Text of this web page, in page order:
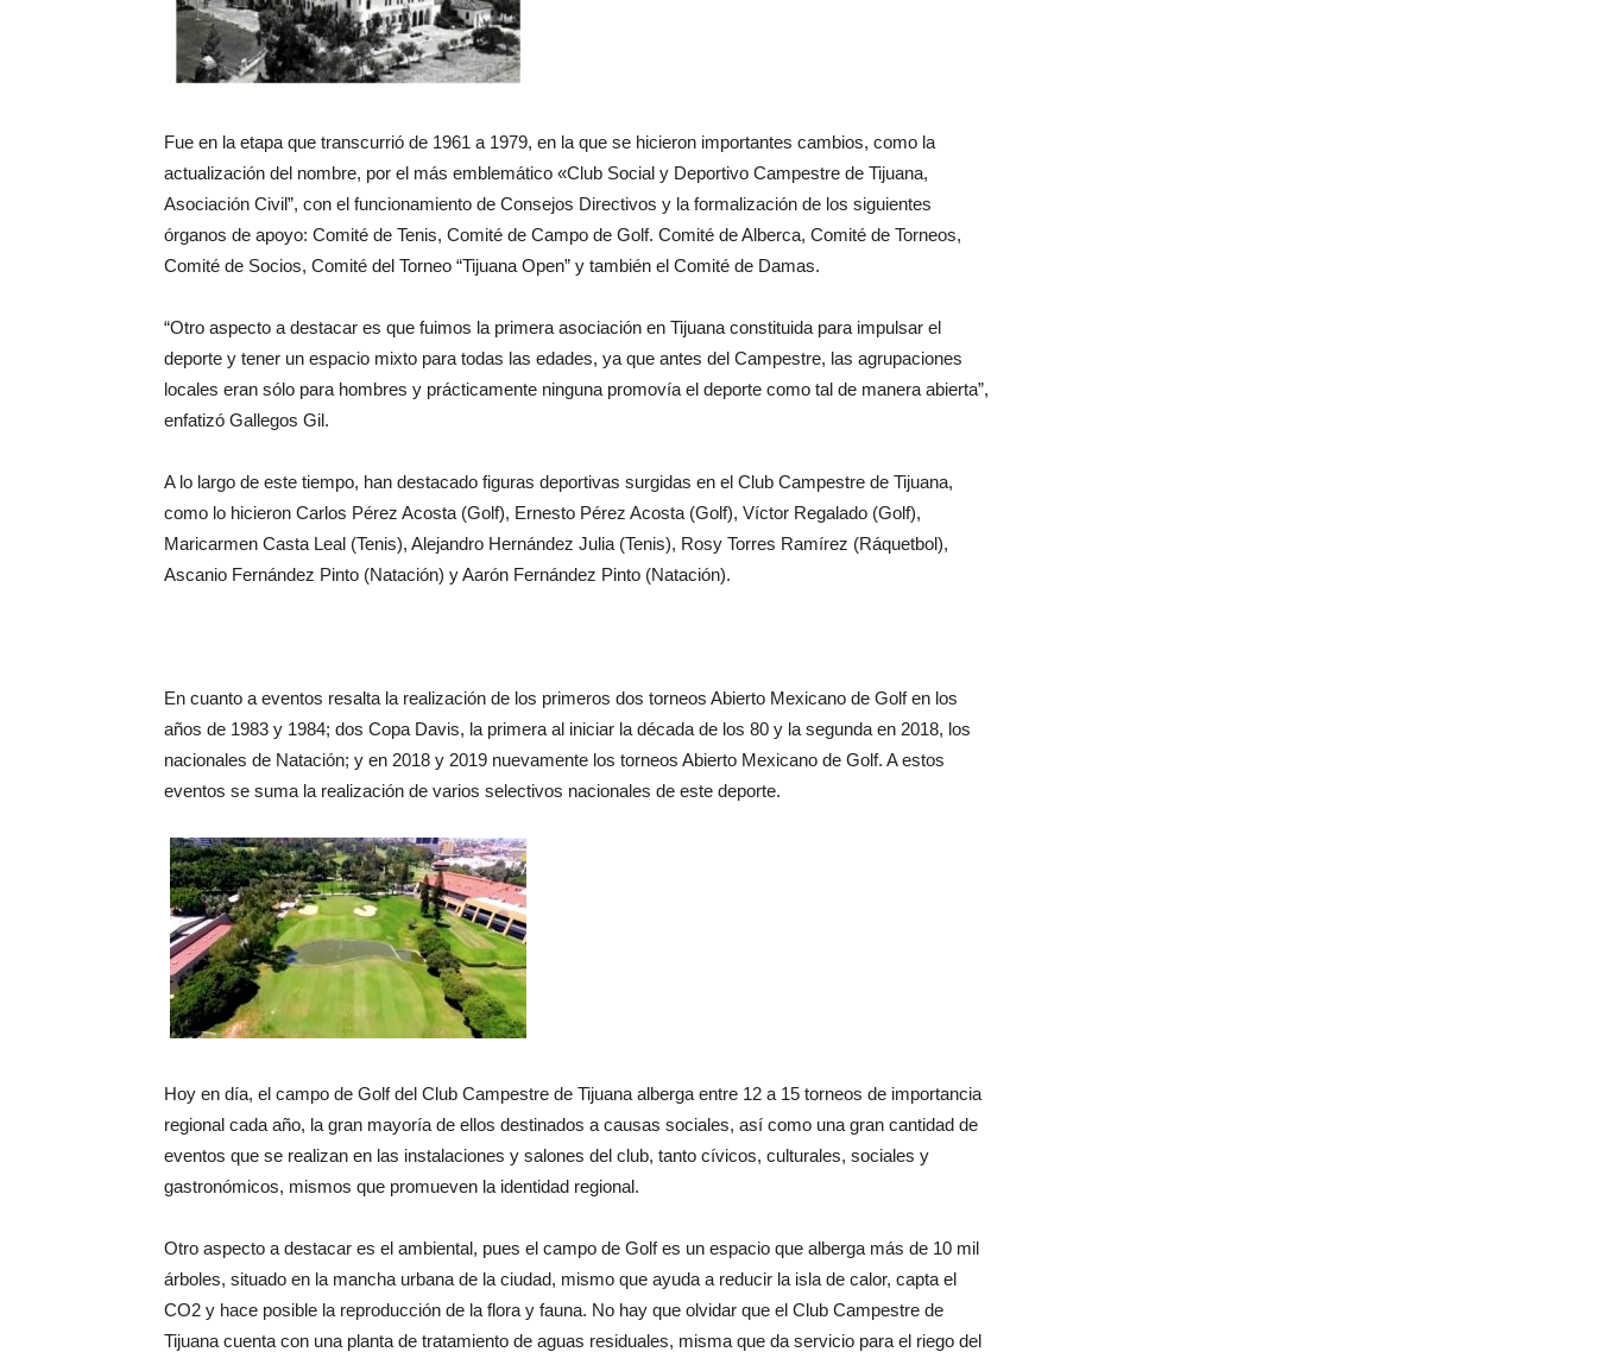
Fue en la etapa que transcurrió de 1961 a 1979, en la que se hicieron importantes cambios, como la
actualización del nombre, por el más emblemático «Club Social y Deportivo Campestre de Tijuana,
Asociación Civil”, con el funcionamiento de Consejos Directivos y la formalización de los siguientes
órganos de apoyo: Comité de Tenis, Comité de Campo de Golf. Comité de Alberca, Comité de Torneos,
Comité de Socios, Comité del Torneo “Tijuana Open” y también el Comité de Damas.
“Otro aspecto a destacar es que fuimos la primera asociación en Tijuana constituida para impulsar el
deporte y tener un espacio mixto para todas las edades, ya que antes del Campestre, las agrupaciones
locales eran sólo para hombres y prácticamente ninguna promovía el deporte como tal de manera abierta”,
enfatizó Gallegos Gil.
A lo largo de este tiempo, han destacado figuras deportivas surgidas en el Club Campestre de Tijuana,
como lo hicieron Carlos Pérez Acosta (Golf), Ernesto Pérez Acosta (Golf), Víctor Regalado (Golf),
Maricarmen Casta Leal (Tenis), Alejandro Hernández Julia (Tenis), Rosy Torres Ramírez (Ráquetbol),
Ascanio Fernández Pinto (Natación) y Aarón Fernández Pinto (Natación).
En cuanto a eventos resalta la realización de los primeros dos torneos Abierto Mexicano de Golf en los
años de 1983 y 1984; dos Copa Davis, la primera al iniciar la década de los 80 y la segunda en 2018, los
nacionales de Natación; y en 2018 y 2019 nuevamente los torneos Abierto Mexicano de Golf. A estos
eventos se suma la realización de varios selectivos nacionales de este deporte.
Hoy en día, el campo de Golf del Club Campestre de Tijuana alberga entre 12 a 15 torneos de importancia
regional cada año, la gran mayoría de ellos destinados a causas sociales, así como una gran cantidad de
eventos que se realizan en las instalaciones y salones del club, tanto cívicos, culturales, sociales y
gastronómicos, mismos que promueven la identidad regional.
Otro aspecto a destacar es el ambiental, pues el campo de Golf es un espacio que alberga más de 10 mil
árboles, situado en la mancha urbana de la ciudad, mismo que ayuda a reducir la isla de calor, capta el
CO2 y hace posible la reproducción de la flora y fauna. No hay que olvidar que el Club Campestre de
Tijuana cuenta con una planta de tratamiento de aguas residuales, misma que da servicio para el riego del